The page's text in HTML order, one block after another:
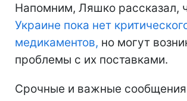
Напомним, Ляшко рассказал,
Украине пока нет
медикаментов, но могут
проблемы с их поставками.
Срочные и важные сообщения